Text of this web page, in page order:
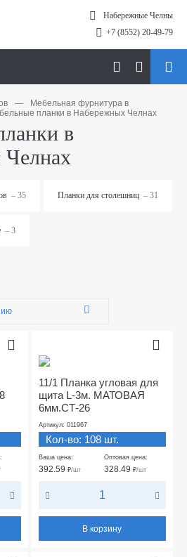
Набережные Челны
+7 (8552) 20-49-79
—
Мебельная фурнитура в
планки в Набережных Челнах
в
– 35 Планки для столешниц – 31
– 3
11/1 Планка угловая для
щита L-3м. МАТОВАЯ
6мм.СТ-26
Артикул: 011967
Кол-во: 108 шт.
Ваша цена:
392.59 ₽/шт
Оптовая цена:
328.49 ₽/шт
В корзину